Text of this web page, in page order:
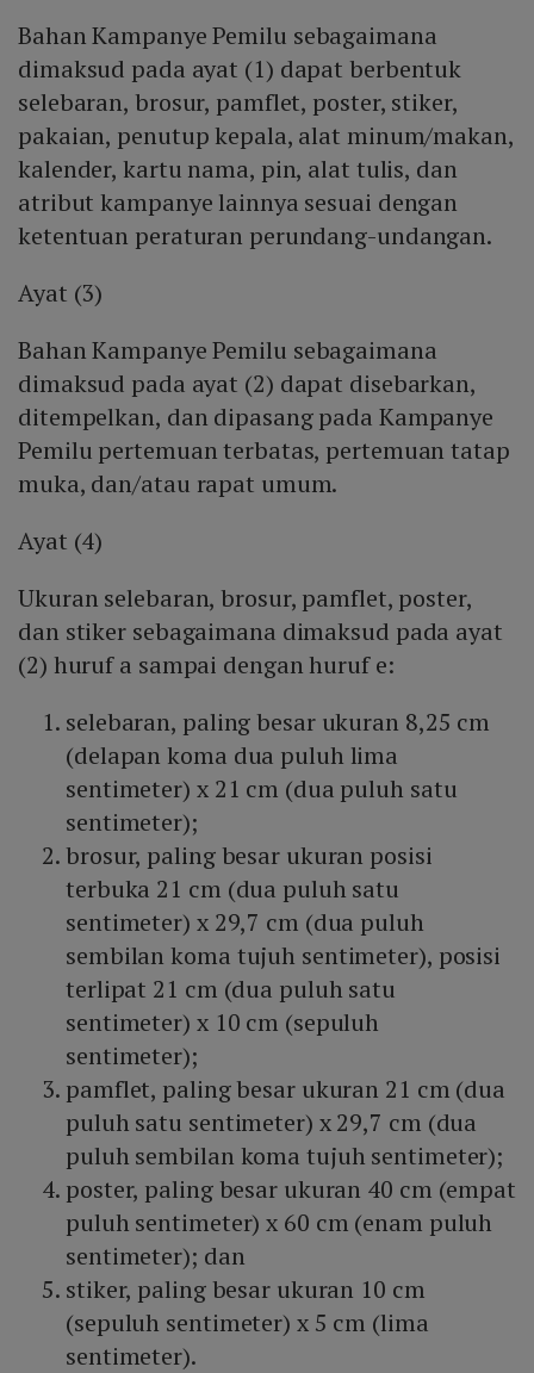
Bahan Kampanye Pemilu sebagaimana
dimaksud pada ayat (1) dapat berbentuk
selebaran, brosur, pamflet, poster, stiker,
pakaian, penutup kepala, alat minum/makan,
kalender, kartu nama, pin, alat tulis, dan
atribut kampanye lainnya sesuai dengan
ketentuan peraturan perundang-undangan.
Ayat (3)
Bahan Kampanye Pemilu sebagaimana
dimaksud pada ayat (2) dapat disebarkan,
ditempelkan, dan dipasang pada Kampanye
Pemilu pertemuan terbatas, pertemuan tatap
muka, dan/atau rapat umum.
Ayat (4)
Ukuran selebaran, brosur, pamflet, poster,
dan stiker sebagaimana dimaksud pada ayat
(2) huruf a sampai dengan huruf e:
selebaran, paling besar ukuran 8,25 cm
(delapan koma dua puluh lima
sentimeter) x 21 cm (dua puluh satu
sentimeter);
brosur, paling besar ukuran posisi
terbuka 21 cm (dua puluh satu
sentimeter) x 29,7 cm (dua puluh
sembilan koma tujuh sentimeter), posisi
terlipat 21 cm (dua puluh satu
sentimeter) x 10 cm (sepuluh
sentimeter);
pamflet, paling besar ukuran 21 cm (dua
puluh satu sentimeter) x 29,7 cm (dua
puluh sembilan koma tujuh sentimeter);
poster, paling besar ukuran 40 cm (empat
puluh sentimeter) x 60 cm (enam puluh
sentimeter); dan
stiker, paling besar ukuran 10 cm
(sepuluh sentimeter) x 5 cm (lima
sentimeter).